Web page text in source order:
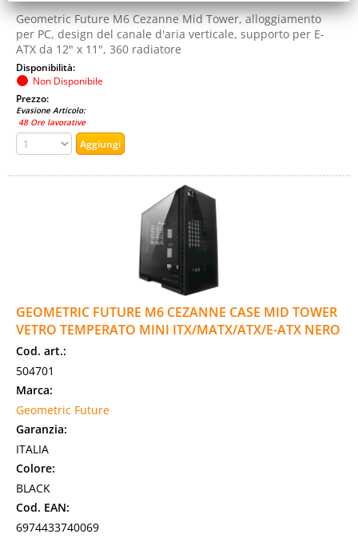
Geometric Future M6 Cezanne Mid Tower, alloggiamento
per PC, design del canale d'aria verticale, supporto per E-
ATX da 12" x 11", 360 radiatore
Disponibilità:
Non Disponibile
Prezzo:
Evasione Articolo:
48 Ore lavorative
GEOMETRIC FUTURE M6 CEZANNE CASE MID TOWER
VETRO TEMPERATO MINI ITX/MATX/ATX/E-ATX NERO
Cod. art.:
504701
Marca:
Geometric Future
Garanzia:
ITALIA
Colore:
BLACK
Cod. EAN:
6974433740069